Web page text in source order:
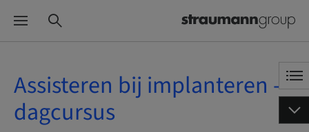
Assisteren bij implanteren -
dagcursus